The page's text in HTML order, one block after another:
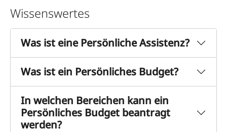
Wissenswertes
Was ist eine Persönliche Assistenz?
Was ist ein Persönliches Budget?
In welchen Bereichen kann ein
Persönliches Budget beantragt
werden?